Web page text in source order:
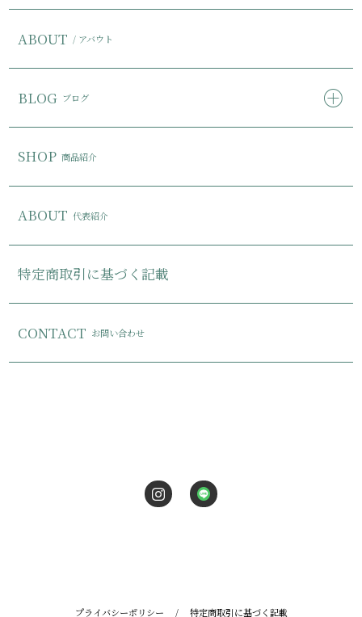
ABOUT / アバウト
BLOG ブログ
SHOP 商品紹介
ABOUT 代表紹介
特定商取引に基づく記載
CONTACT お問い合わせ
プライバシーポリシー / 特定商取引に基づく記載